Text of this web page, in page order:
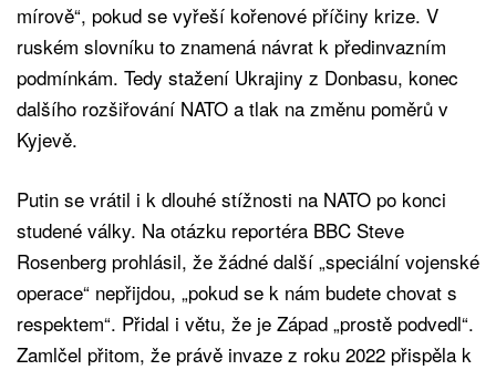
mírově“, pokud se vyřeší kořenové příčiny krize. V
ruském slovníku to znamená návrat k předinvazním
podmínkám. Tedy stažení Ukrajiny z Donbasu, konec
dalšího rozšiřování NATO a tlak na změnu poměrů v
Kyjevě.
Putin se vrátil i k dlouhé stížnosti na NATO po konci
studené války. Na otázku reportéra BBC Steve
Rosenberg prohlásil, že žádné další „speciální vojenské
operace“ nepřijdou, „pokud se k nám budete chovat s
respektem“. Přidal i větu, že je Západ „prostě podvedl“.
Zamlčel přitom, že právě invaze z roku 2022 přispěla k